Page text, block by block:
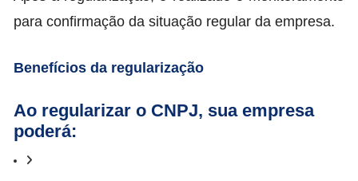
para confirmação da situação regular da empresa.
Benefícios da regularização
Ao regularizar o CNPJ, sua empresa
poderá: